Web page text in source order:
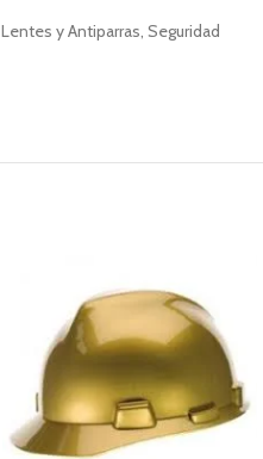
Lentes y Antiparras, Seguridad